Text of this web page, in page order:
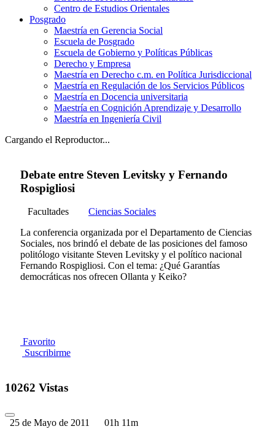
Centro de Estudios Orientales
Posgrado
Maestría en Gerencia Social
Escuela de Posgrado
Escuela de Gobierno y Políticas Públicas
Derecho y Empresa
Maestría en Derecho c.m. en Política Jurisdiccional
Maestría en Regulación de los Servicios Públicos
Maestría en Docencia universitaria
Maestría en Cognición Aprendizaje y Desarrollo
Maestría en Ingeniería Civil
Cargando el Reproductor...
Debate entre Steven Levitsky y Fernando
Rospigliosi
Facultades
Ciencias Sociales
La conferencia organizada por el Departamento de Ciencias
Sociales, nos brindó el debate de las posiciones del famoso
politólogo visitante Steven Levitsky y el político nacional
Fernando Rospigliosi. Con el tema: ¿Qué Garantías
democráticas nos ofrecen Ollanta y Keiko?
Favorito
Suscribirme
10262 Vistas
25 de Mayo de 2011 01h 11m